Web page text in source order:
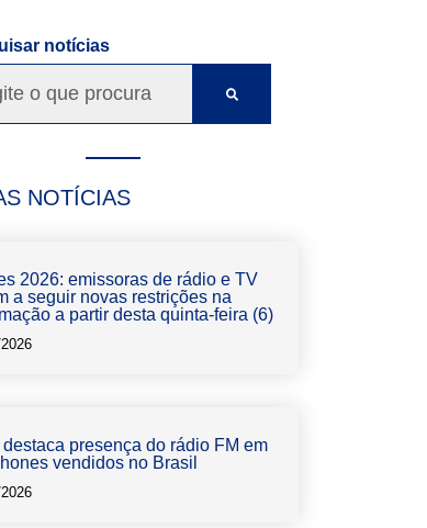
notícias
NOTÍCIAS
2026: emissoras de rádio e TV
a seguir novas restrições na
a partir desta quinta-feira (6)
destaca presença do rádio FM em
vendidos no Brasil